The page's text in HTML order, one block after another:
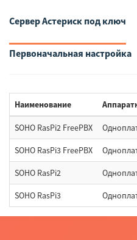
Сервер Астериск под ключ
Первоначальная настройка
Наименование
SOHO RasPi2 FreePBX
SOHO RasPi3 FreePBX
SOHO RasPi2
SOHO RasPi3